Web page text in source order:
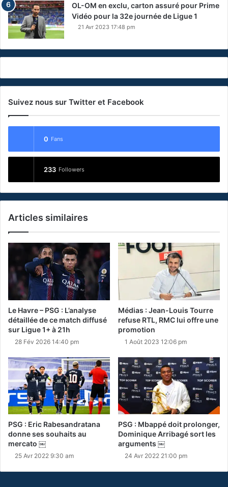
OL-OM en exclu, carton assuré pour Prime
Vidéo pour la 32e journée de Ligue 1
21 Avr 2023 17:48 pm
Suivez nous sur Twitter et Facebook
0 Fans
233 Followers
Articles similaires
Le Havre – PSG : L’analyse
détaillée de ce match diffusé
sur Ligue 1+ à 21h
28 Fév 2026 14:40 pm
Médias : Jean-Louis Tourre
refuse RTL, RMC lui offre une
promotion
1 Août 2023 12:06 pm
PSG : Eric Rabesandratana
donne ses souhaits au
mercato ￼
25 Avr 2022 9:30 am
PSG : Mbappé doit prolonger,
Dominique Arribagé sort les
arguments ￼
24 Avr 2022 21:00 pm